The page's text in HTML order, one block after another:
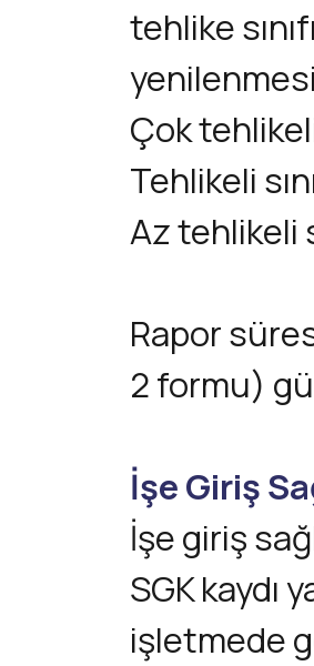
tehlike
Çok
Tehlikeli
Az tehlikeli
Rapor
2 formu)
İşe Giriş
İşe giriş
SGK kaydı
işletmede